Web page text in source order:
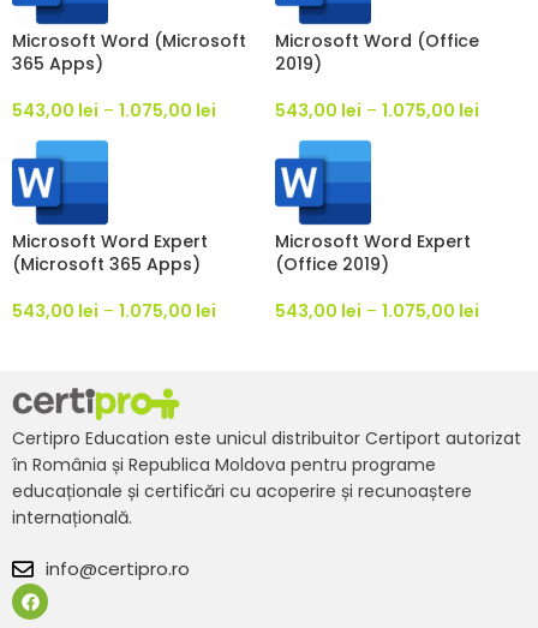
Microsoft Word (Microsoft
365 Apps)
543,00 lei – 1.075,00 lei
Microsoft Word (Office
2019)
543,00 lei – 1.075,00 lei
Microsoft Word Expert
(Microsoft 365 Apps)
543,00 lei – 1.075,00 lei
Microsoft Word Expert
(Office 2019)
543,00 lei – 1.075,00 lei
Certipro Education este unicul distribuitor Certiport autorizat
în România și Republica Moldova pentru programe
educaționale și certificări cu acoperire și recunoaștere
internațională.
info@certipro.ro